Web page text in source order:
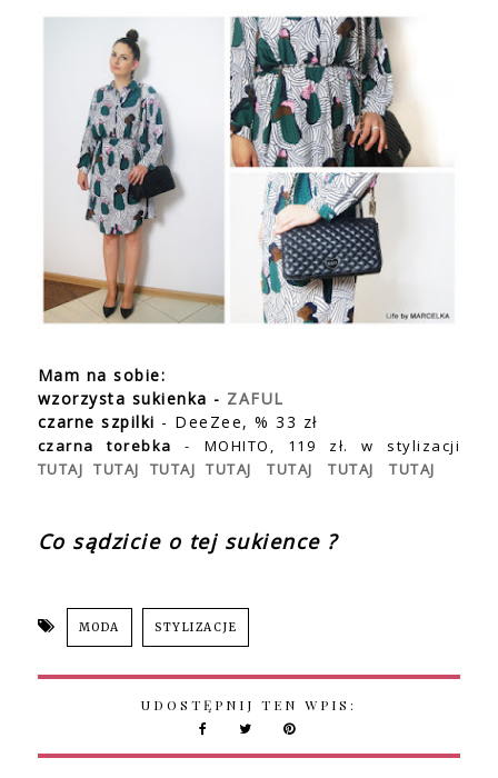
Mam na sobie:
wzorzysta sukienka - ZAFUL
czarne szpilki - DeeZee, % 33 zł
czarna torebka- MOHITO, 119 zł. w stylizacji
TUTAJ TUTAJ TUTAJ TUTAJ TUTAJ TUTAJ TUTAJ
Co sądzicie o tej sukience ?
MODA STYLIZACJE
UDOSTĘPNIJ TEN WPIS: